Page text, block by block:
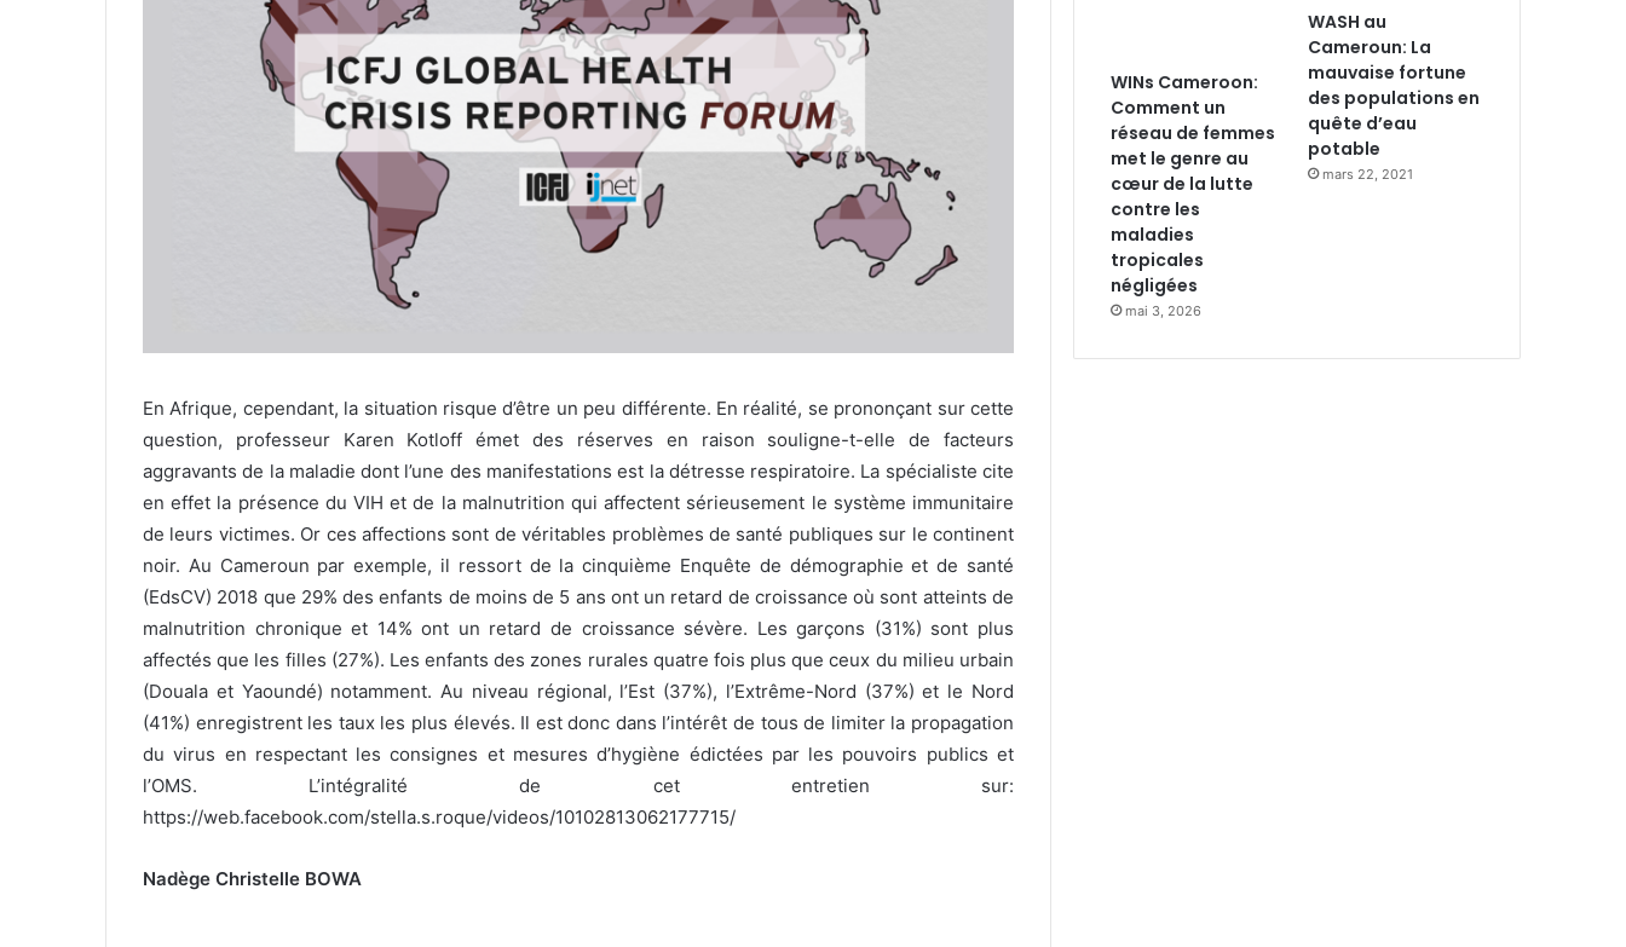
En Afrique, cependant, la situation risque d’être un peu différente. En réalité, se prononçant sur cette
question, professeur Karen Kotloff émet des réserves en raison souligne-t-elle de facteurs
aggravants de la maladie dont l’une des manifestations est la détresse respiratoire. La spécialiste cite
en effet la présence du VIH et de la malnutrition qui affectent sérieusement le système immunitaire
de leurs victimes. Or ces affections sont de véritables problèmes de santé publiques sur le continent
noir. Au Cameroun par exemple, il ressort de la cinquième Enquête de démographie et de santé
(EdsCV) 2018 que 29% des enfants de moins de 5 ans ont un retard de croissance où sont atteints de
malnutrition chronique et 14% ont un retard de croissance sévère. Les garçons (31%) sont plus
affectés que les filles (27%). Les enfants des zones rurales quatre fois plus que ceux du milieu urbain
(Douala et Yaoundé) notamment. Au niveau régional, l’Est (37%), l’Extrême-Nord (37%) et le Nord
(41%) enregistrent les taux les plus élevés. Il est donc dans l’intérêt de tous de limiter la propagation
du virus en respectant les consignes et mesures d’hygiène édictées par les pouvoirs publics et
l’OMS. L’intégralité de cet entretien sur:
https://web.facebook.com/stella.s.roque/videos/10102813062177715/
Nadège Christelle BOWA
WINs Cameroon:
Comment un
réseau de femmes
met le genre au
cœur de la lutte
contre les
maladies
tropicales
négligées
mai 3, 2026
WASH au
Cameroun: La
mauvaise fortune
des populations en
quête d’eau
potable
mars 22, 2021